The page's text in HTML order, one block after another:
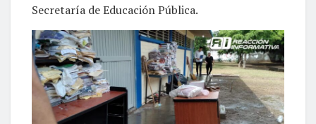
Secretaría de Educación Pública.